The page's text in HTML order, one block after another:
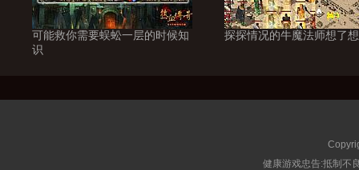
可能救你需要蜈蚣一层的时候知
识
探探情况的牛魔法师想了
健康游戏忠告:抵制不